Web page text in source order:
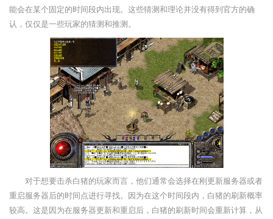
能会在某个固定的时间段内出现。这些猜测和理论并没有得到官方的确
认，仅仅是一些玩家的猜测和推测。
对于想要击杀白猪的玩家而言，他们通常会选择在刚更新服务器或者
重启服务器后的时间点进行寻找。因为在这个时间段内，白猪的刷新概率
较高。这是因为在服务器更新和重启后，白猪的刷新时间会重新计算，从